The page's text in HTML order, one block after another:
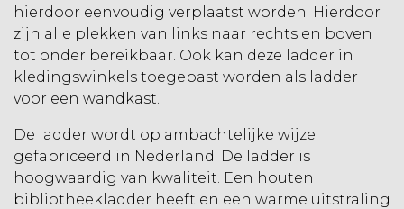
hierdoor eenvoudig verplaatst worden. Hierdoor
zijn alle plekken van links naar rechts en boven
tot onder bereikbaar. Ook kan deze ladder in
kledingswinkels toegepast worden als ladder
voor een wandkast.
De ladder wordt op ambachtelijke wijze
gefabriceerd in Nederland. De ladder is
hoogwaardig van kwaliteit. Een houten
bibliotheekladder heeft en een warme uitstraling